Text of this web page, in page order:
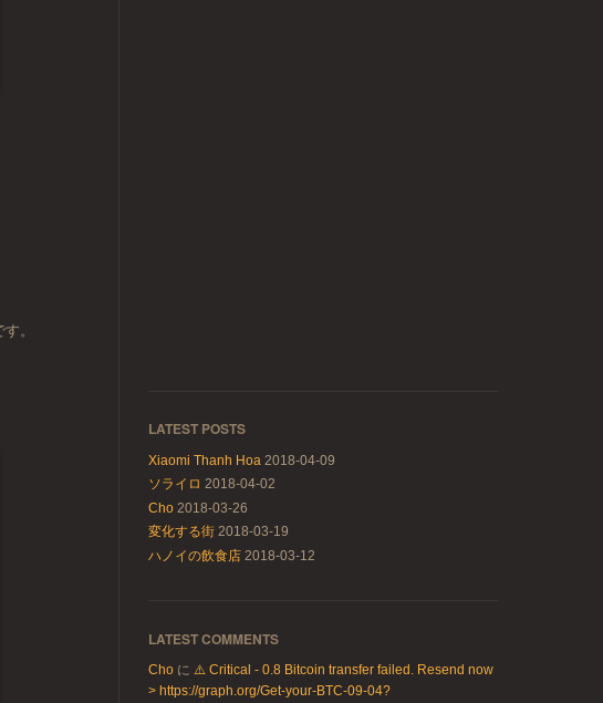
。
LATEST POSTS
Xiaomi Thanh Hoa 2018-04-09
ソライロ 2018-04-02
Cho 2018-03-26
変化する街 2018-03-19
ハノイの飲食店 2018-03-12
LATEST COMMENTS
Cho に⚠️ Critical - 0.8 Bitcoin transfer failed. Resend now
> https://graph.org/Get-your-BTC-09-04?